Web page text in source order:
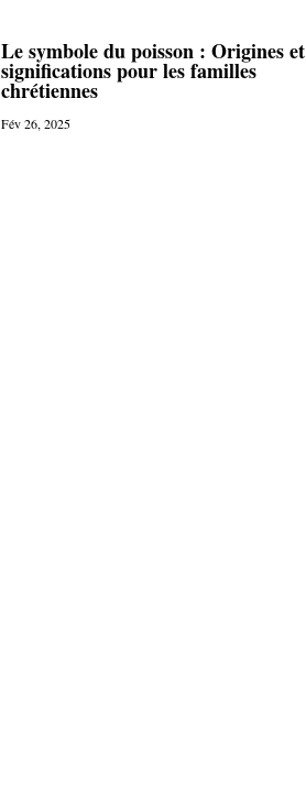
Le symbole du poisson : Origines et
significations pour les familles
chrétiennes
Fév 26, 2025